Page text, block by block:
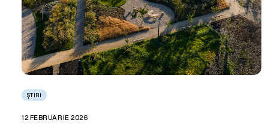
ȘTIRI
12 FEBRUARIE 2026